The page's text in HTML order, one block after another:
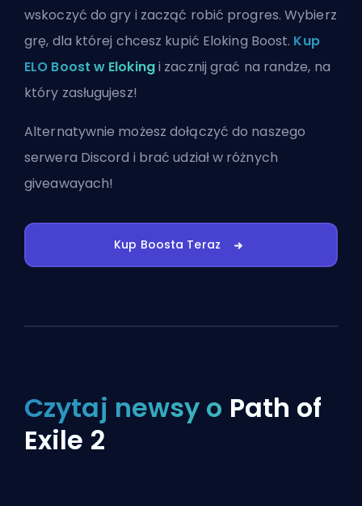
wskoczyć do gry i zacząć robić progres. Wybierz
grę, dla której chcesz kupić Eloking Boost. Kup
ELO Boost w Elokingi zacznij grać na randze, na
który zasługujesz!
Alternatywnie możeszdołączyć do naszego
serwera Discord i brać udział w różnych
giveawayach!
Kup Boosta Teraz
Czytaj newsy o Path of
Exile 2